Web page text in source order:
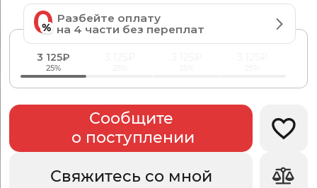
Разбейте оплату
на 4 части без переплат
3 125₽
25%
Свяжитесь со мной
Сообщите
о поступлении